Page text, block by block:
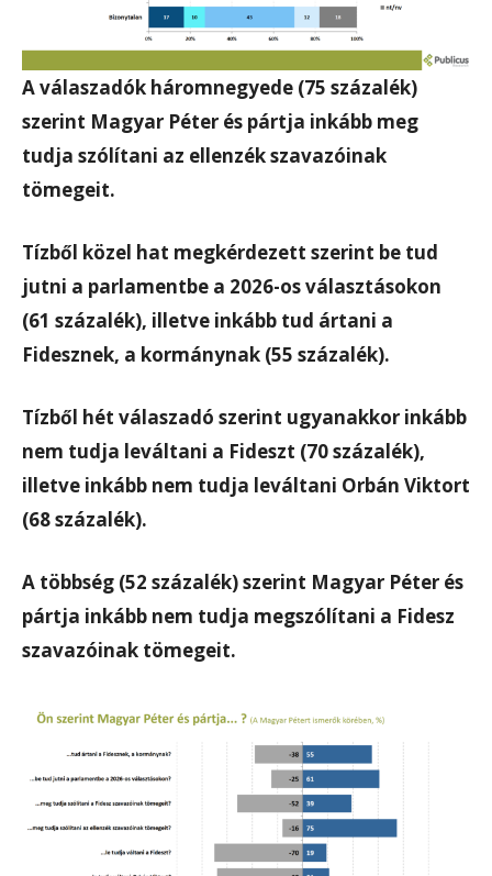
A válaszadók háromnegyede (75 százalék)
szerint Magyar Péter és pártja inkább meg
tudja szólítani az ellenzék szavazóinak
tömegeit.
Tízből közel hat megkérdezett szerint be tud
jutni a parlamentbe a 2026-os választásokon
(61 százalék), illetve inkább tud ártani a
Fidesznek, a kormánynak (55 százalék).
Tízből hét válaszadó szerint ugyanakkor inkább
nem tudja leváltani a Fideszt (70 százalék),
illetve inkább nem tudja leváltani Orbán Viktort
(68 százalék).
A többség (52 százalék) szerint Magyar Péter és
pártja inkább nem tudja megszólítani a Fidesz
szavazóinak tömegeit.